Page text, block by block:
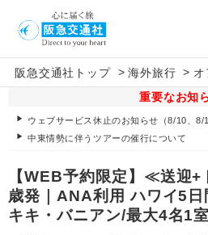
阪急交通社トップ > 海外旅行 > オ
重要なお知
ウェブサービス休止のお知らせ（8/10、8/
中東情勢に伴うツアーの催行について
【WEB予約限定】≪送迎
歳発｜ANA利用 ハワイ5
キキ・バニアン/最大4名1